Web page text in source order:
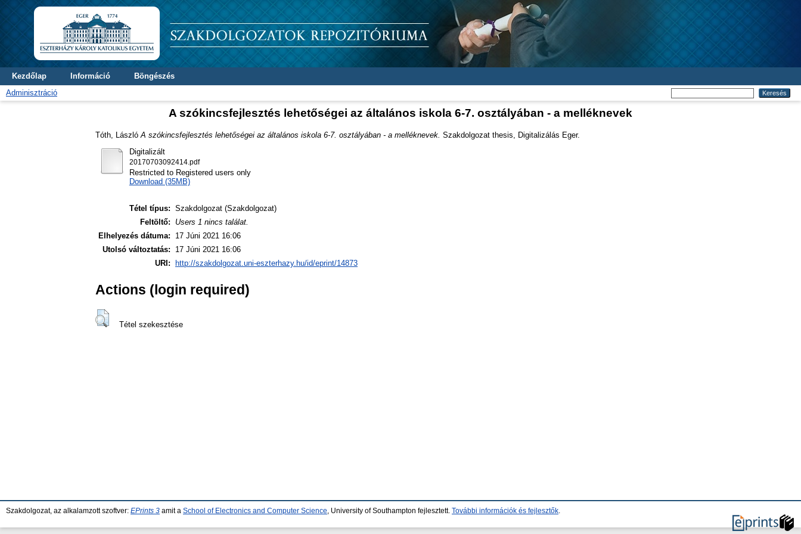
Kezdőlap Információ
Böngészés
Adminisztráció
A szókincsfejlesztés lehetőségei az általános iskola 6-7. osztályában - a melléknevek
Tóth, László A szókincsfejlesztés lehetőségei az általános iskola 6-7. osztályában - a melléknevek. Szakdolgozat thesis, Digitalizálás Eger.
Digitalizált
20170703092414.pdf
Restricted to Registered users only
Download (35MB)
Tétel típus: Szakdolgozat (Szakdolgozat)
Feltöltő:
Users 1 nincs találat.
Elhelyezés dátuma:
17 Júni 2021 16:06
Utolsó változtatás:
17 Júni 2021 16:06
URI:
http://szakdolgozat.uni-eszterhazy.hu/id/eprint/14873
Actions (login required)
Tétel szekesztése
Szakdolgozat, az alkalamzott szoftver: EPrints 3 amit a School of Electronics and Computer Science , University of Southampton fejlesztett. További információk és fejlesztők